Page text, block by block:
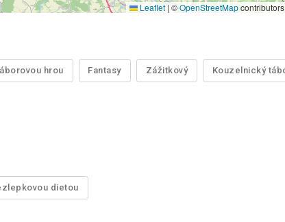
Leaflet | ©OpenStreetMapcontributors
hrou Fantasy Zážitkový Kouzelnický
dietou